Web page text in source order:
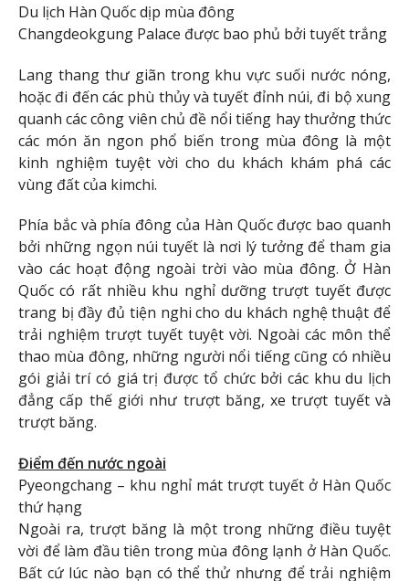
Du lịch Hàn Quốc dịp mùa đông
Changdeokgung Palace được bao phủ bởi tuyết trắng
Lang thang thư giãn trong khu vực suối nước nóng,
hoặc đi đến các phù thủy và tuyết đỉnh núi, đi bộ xung
quanh các công viên chủ đề nổi tiếng hay thưởng thức
các món ăn ngon phổ biến trong mùa đông là một
kinh nghiệm tuyệt vời cho du khách khám phá các
vùng đất của kimchi.
Phía bắc và phía đông của Hàn Quốc được bao quanh
bởi những ngọn núi tuyết là nơi lý tưởng để tham gia
vào các hoạt động ngoài trời vào mùa đông. Ở Hàn
Quốc có rất nhiều khu nghỉ dưỡng trượt tuyết được
trang bị đầy đủ tiện nghi cho du khách nghệ thuật để
trải nghiệm trượt tuyết tuyệt vời. Ngoài các môn thể
thao mùa đông, những người nổi tiếng cũng có nhiều
gói giải trí có giá trị được tổ chức bởi các khu du lịch
đẳng cấp thế giới như trượt băng, xe trượt tuyết và
trượt băng.
Điểm đến nước ngoài
Pyeongchang – khu nghỉ mát trượt tuyết ở Hàn Quốc
thứ hạng
Ngoài ra, trượt băng là một trong những điều tuyệt
vời để làm đầu tiên trong mùa đông lạnh ở Hàn Quốc.
Bất cứ lúc nào bạn có thể thử nhưng để trải nghiệm